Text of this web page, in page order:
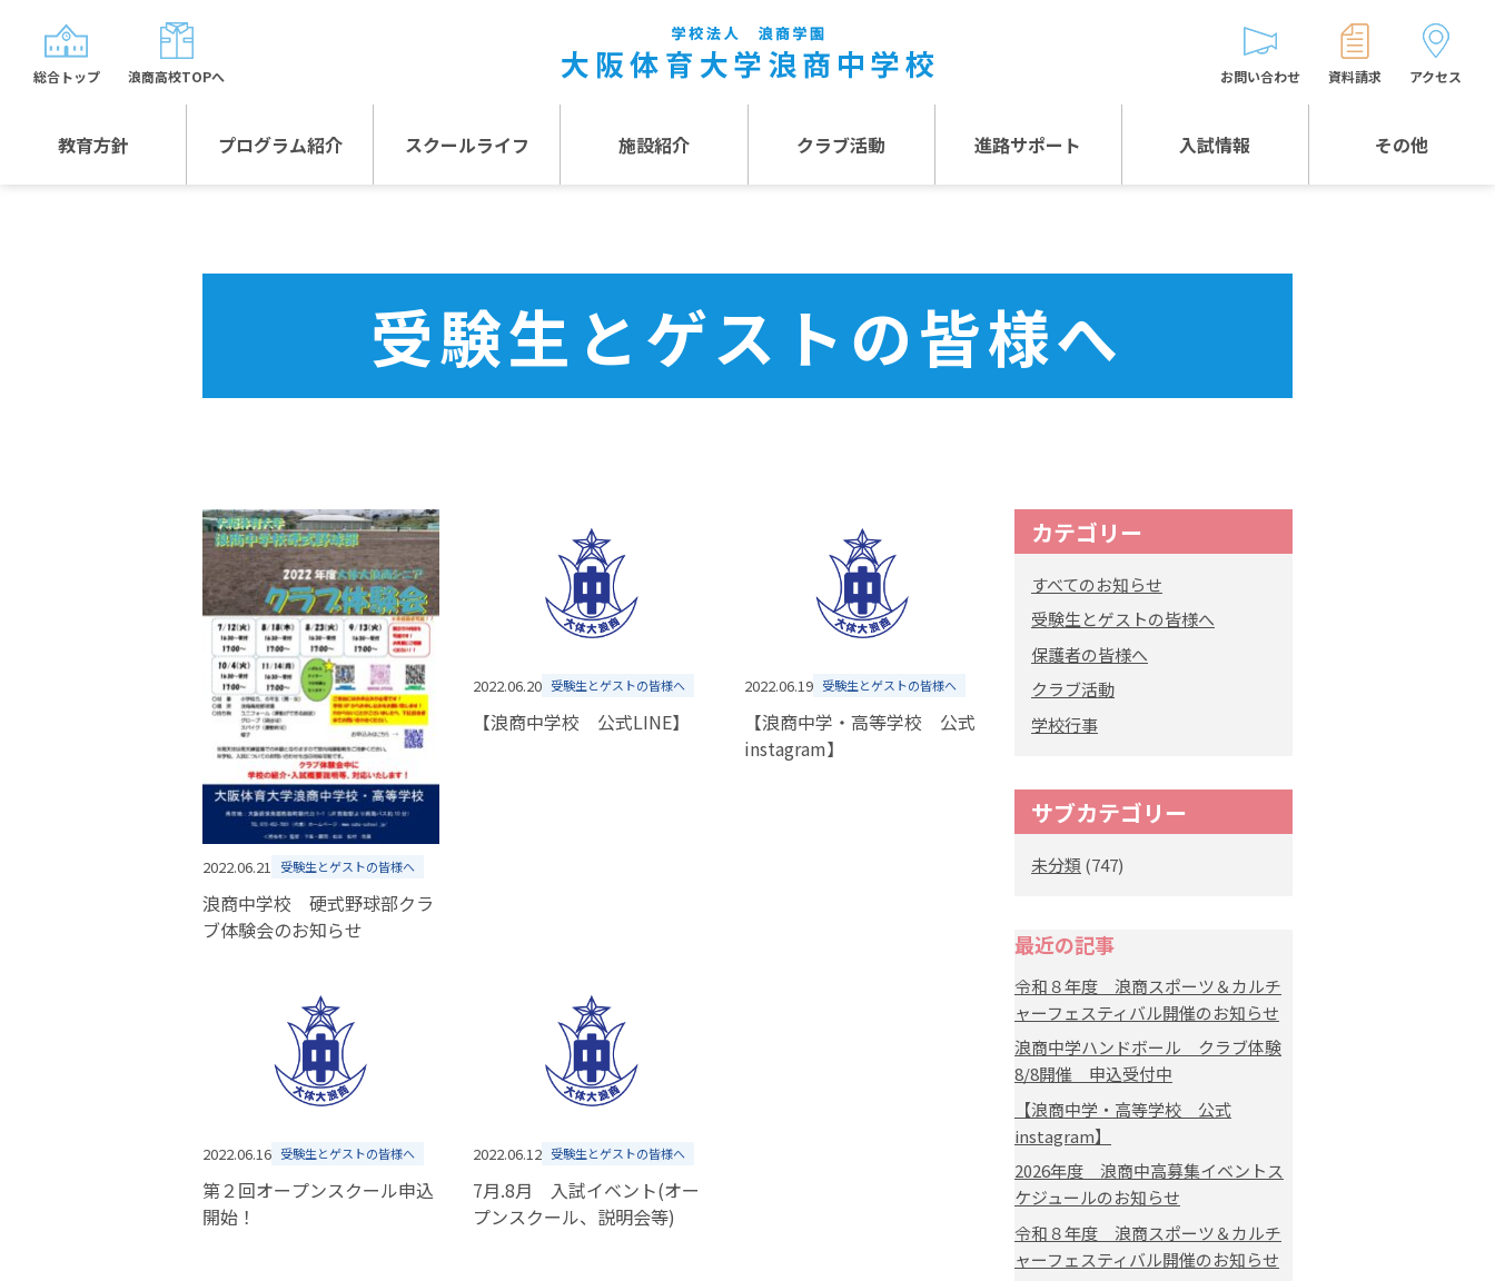
教育方針 プログラム紹介 スクールライフ 施設紹介 クラブ活動 進路サポート 入試情報 その他
お問い合わせ 資料請求 アクセス
総合トップ 浪商高校TOPへ
受験生とゲストの皆様へ
2022.06.21 受験生とゲストの皆様へ
浪商中学校 硬式野球部クラ
ブ体験会のお知らせ
2022.06.20 受験生とゲストの皆様へ
【浪商中学校 公式LINE】
2022.06.19 受験生とゲストの皆様へ
【浪商中学・高等学校 公式
instagram】
2022.06.16 受験生とゲストの皆様へ
第２回オープンスクール申込
開始！
2022.06.12 受験生とゲストの皆様へ
7月.8月 入試イベント(オー
プンスクール、説明会等)
カテゴリー
すべてのお知らせ
受験生とゲストの皆様へ
保護者の皆様へ
クラブ活動
学校行事
サブカテゴリー
未分類 (747)
最近の記事
令和８年度 浪商スポーツ＆カルチ
ャーフェスティバル開催のお知らせ
浪商中学ハンドボール クラブ体験
8/8開催 申込受付中
【浪商中学・高等学校 公式
instagram】
2026年度 浪商中高募集イベントス
ケジュールのお知らせ
令和８年度 浪商スポーツ＆カルチ
ャーフェスティバル開催のお知らせ